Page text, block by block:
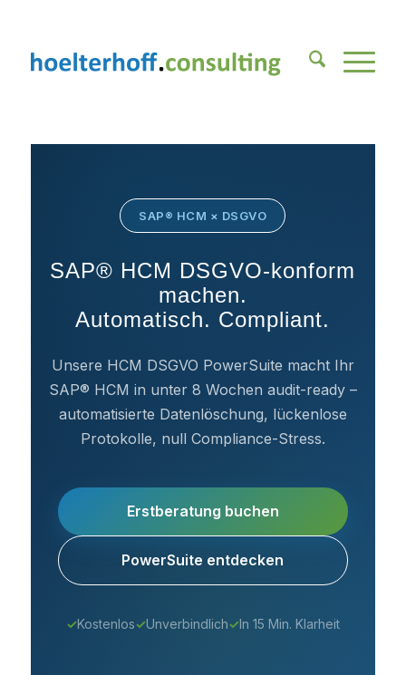
SAP® HCM × DSGVO
SAP® HCM DSGVO-konform
machen.
Automatisch. Compliant.
Unsere HCM DSGVO PowerSuite macht Ihr
SAP® HCM in unter 8 Wochen audit-ready –
automatisierte Datenlöschung, lückenlose
Protokolle, null Compliance-Stress.
Erstberatung buchen
PowerSuite entdecken
✓Kostenlos✓Unverbindlich✓In 15 Min. Klarheit